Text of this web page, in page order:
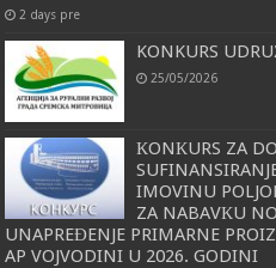
2 days pre
KONKURS
25/05/2026
КONКURS ZA
IMOVINU
ZA NABAVКU
UNAPREĐENJE PRIMARNE
AP VOJVODINI U 2026. GODINI